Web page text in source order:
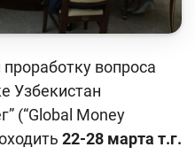
вопроса
Узбекистан
(“Global Money
22-28 марта т.г.